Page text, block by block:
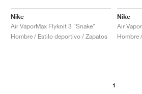
Nike
Air VaporMax Flyknit 3 "Snake"
Hombre / Estilo deportivo / Zapatos
Nike
Hombre
1